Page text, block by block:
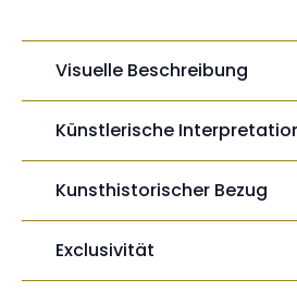
Visuelle Beschreibung
Künstlerische
Kunsthistorischer Bezug
Exclusivität